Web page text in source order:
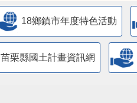
18鄉鎮市年度特色活動
苗栗縣國土計畫資訊網